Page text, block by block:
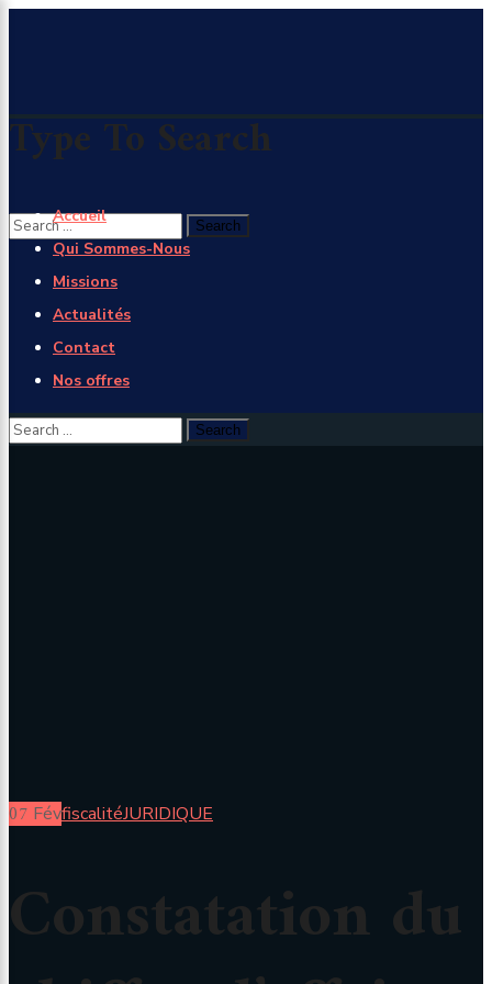
Type To Search
Accueil
Qui Sommes-Nous
Missions
Actualités
Contact
Nos offres
07 FévfiscalitéJURIDIQUE
Constatation du